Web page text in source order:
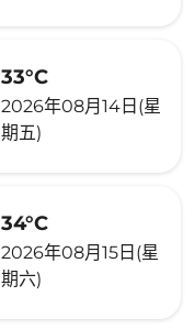
33°C
2026年08月14日(星
期五)
34°C
2026年08月15日(星
期六)